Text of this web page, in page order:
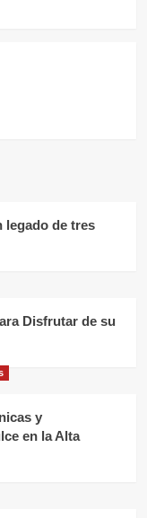
legado de tres
Disfrutar de su
y
en la Alta